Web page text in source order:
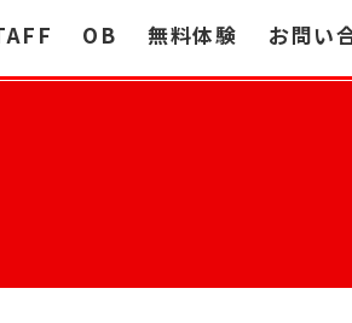
OB 無料体験 お問い